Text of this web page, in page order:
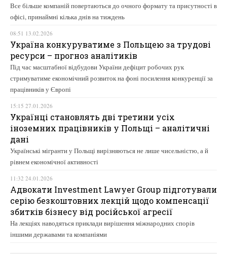
Все більше компаній повертаються до очного формату та присутності в
офісі, принаймні кілька днів на тиждень
08:51 13.02.2026
Україна конкуруватиме з Польщею за трудові
ресурси – прогноз аналітиків
Під час масштабної відбудови України дефіцит робочих рук
стримуватиме економічний розвиток на фоні посилення конкуренції за
працівників у Європі
15:15 27.01.2026
Українці становлять дві третини усіх
іноземних працівників у Польщі – аналітичні
дані
Українські мігранти у Польщі вирізняються не лише чисельністю, а й
рівнем економічної активності
11:32 24.01.2026
Адвокати Investment Lawyer Group підготували
серію безкоштовних лекцій щодо компенсації
збитків бізнесу від російської агресії
На лекціях наводяться приклади вирішення міжнародних спорів
іншими державами та компаніями